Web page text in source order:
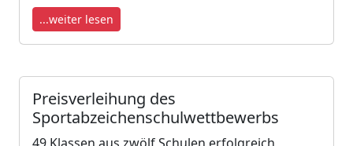
...weiter lesen
Preisverleihung des
Sportabzeichenschulwettbewerbs